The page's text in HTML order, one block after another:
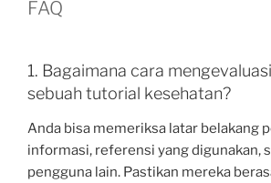
FAQ
1. Bagaimana cara
sebuah tutorial kesehatan?
Anda bisa memeriksa latar belakang
informasi, referensi yang digunakan,
pengguna lain. Pastikan mereka